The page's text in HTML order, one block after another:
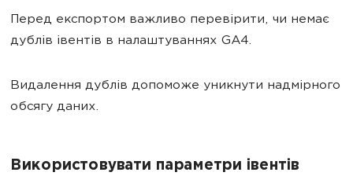
Перед експортом важливо перевірити, чи немає
дублів івентів в налаштуваннях GA4.
Видалення дублів допоможе уникнути надмірного
обсягу даних.
Використовувати параметри івентів